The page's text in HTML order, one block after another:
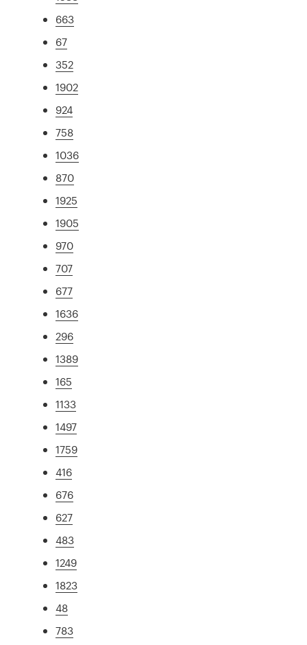
663
67
352
1902
924
758
1036
870
1925
1905
970
707
677
1636
296
1389
165
1133
1497
1759
416
676
627
483
1249
1823
48
783